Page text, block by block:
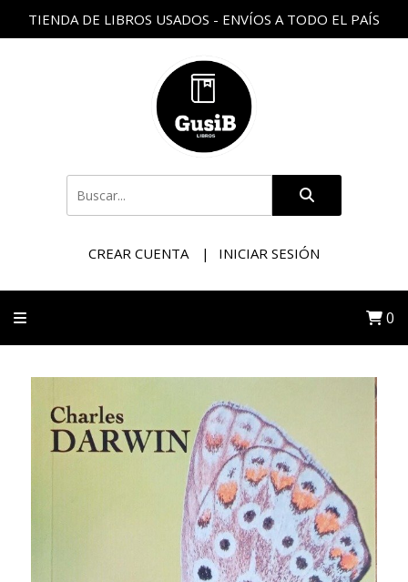
TIENDA DE LIBROS USADOS - ENVÍOS A TODO EL PAÍS
CREAR CUENTA INICIAR SESIÓN
0